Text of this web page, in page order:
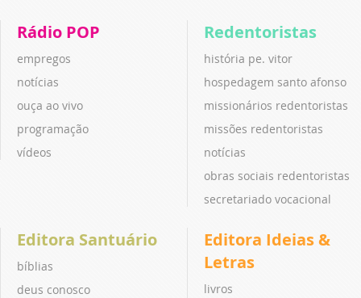
Rádio POP
empregos
notícias
ouça ao vivo
programação
vídeos
Redentoristas
história pe. vitor
hospedagem santo afonso
missionários redentoristas
missões redentoristas
notícias
obras sociais redentoristas
secretariado vocacional
Editora Santuário
bíblias
deus conosco
Editora Ideias &
Letras
livros